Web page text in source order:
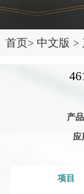
首页> 中文版 >
产
应
项目